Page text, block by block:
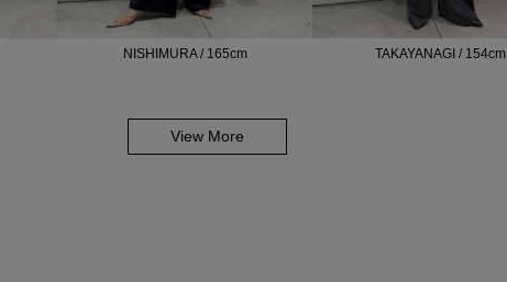
NISHIMURA / 165cm TAKAYANAGI / 154cm
View More